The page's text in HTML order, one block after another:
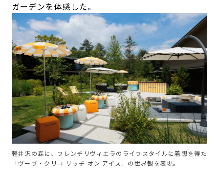
ガーデンを体感した。
軽井沢の森に、フレンチリヴィエラのライフスタイルに着想を得た
「ヴーヴ・クリコ リッチ オン アイス」の世界観を表現。